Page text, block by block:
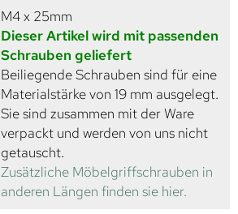
M4 x 25mm
Dieser Artikel wird mit passenden
Schrauben geliefert
Beiliegende Schrauben sind für eine
Materialstärke von 19 mm ausgelegt.
Sie sind zusammen mit der Ware
verpackt und werden von uns nicht
getauscht.
Zusätzliche Möbelgriffschrauben in
anderen Längen finden sie hier.